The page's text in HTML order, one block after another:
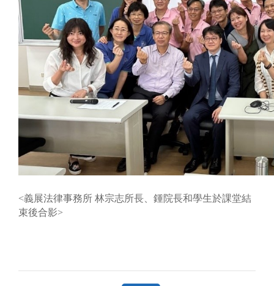
<義展法律事務所 林宗志所長、鍾院長和學生於課堂結
束後合影>